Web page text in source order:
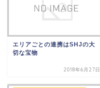
エリアごとの連携はSHJの大
切な宝物
2018年6月27日